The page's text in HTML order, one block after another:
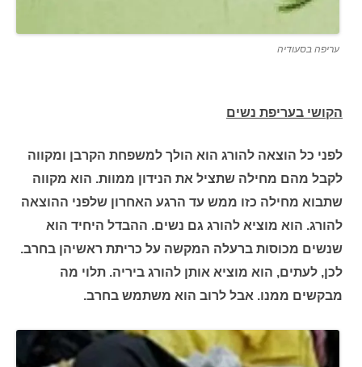
עריפה בסעודיה
הקושי בעריפת נשים
לפני כל הוצאה להורג הוא הולך למשפחת הקרבן ומקווה
לקבל מהם מחילה שתציל את הנידון ממוות. הוא מקווה
שתבוא מחילה כזו ממש עד הרגע האחרון שלפני ההוצאה
להורג. הוא מוציא להורג גם נשים. ההבדל היחיד הוא
שנשים מכוסות ברעלה המקשה על כריתת ראשיהן בחרב.
לכן, לעתים, הוא מוציא אותן להורג ביריה. תלוי מה
מבקשים ממנו. אבל לרוב הוא משתמש בחרב.